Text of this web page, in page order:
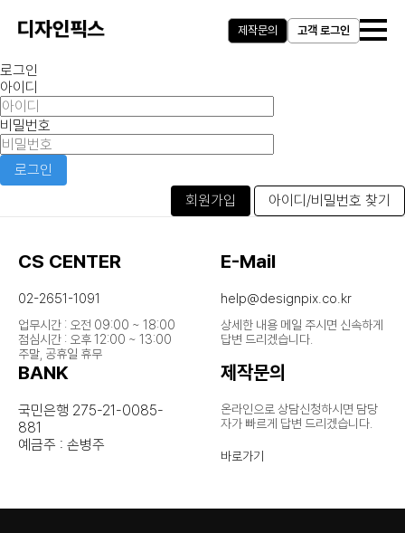
제작문의 고객 로그인
로그인
아이디
비밀번호
로그인
회원가입
아이디/비밀번호 찾기
CS CENTER
02-2651-1091
업무시간 : 오전 09:00 ~ 18:00
점심시간 : 오후 12:00 ~ 13:00
주말, 공휴일 휴무
E-Mail
help@designpix.co.kr
상세한 내용 메일 주시면 신속하게
답변 드리겠습니다.
BANK
국민은행 275-21-0085-
881
예금주 : 손병주
제작문의
온라인으로 상담신청하시면 담당
자가 빠르게 답변 드리겠습니다.
바로가기